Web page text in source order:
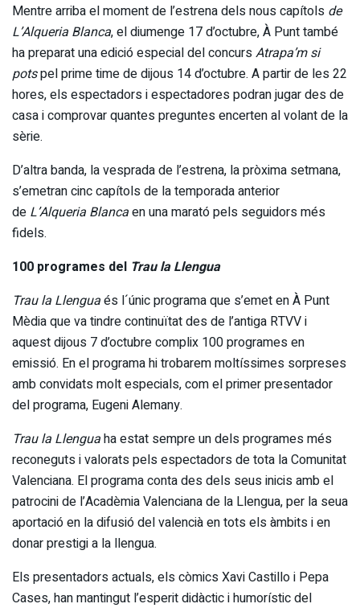
Mentre arriba el moment de l’estrena dels nous capítols de
L’Alqueria Blanca, el diumenge 17 d’octubre, À Punt també
ha preparat una edició especial del concursAtrapa’m si
potspel prime time de dijous 14 d’octubre. A partir de les 22
hores, els espectadors i espectadores podran jugar des de
casa i comprovar quantes preguntes encerten al volant de la
sèrie.
D’altra banda, la vesprada de l’estrena, la pròxima setmana,
s’emetran cinc capítols de la temporada anterior
de L’Alqueria Blancaen una marató pels seguidors més
fidels.
100 programes del Trau la Llengua
Trau la Llenguaés l´únic programa que s’emet en À Punt
Mèdia que va tindre continuïtat des de l’antiga RTVV i
aquest dijous 7 d’octubre complix 100 programes en
emissió. En el programa hi trobarem moltíssimes sorpreses
amb convidats molt especials, com el primer presentador
del programa, Eugeni Alemany.
Trau la Llenguaha estat sempre un dels programes més
reconeguts i valorats pels espectadors de tota la Comunitat
Valenciana. El programa conta des dels seus inicis amb el
patrocini de l’Acadèmia Valenciana de la Llengua, per la seua
aportació en la difusió del valencià en tots els àmbits i en
donar prestigi a la llengua.
Els presentadors actuals, els còmics Xavi Castillo i Pepa
Cases, han mantingut l’esperit didàctic i humorístic del